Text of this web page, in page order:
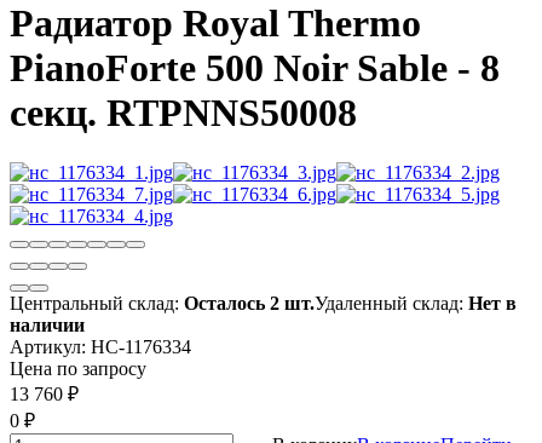
Радиатор Royal Thermo
PianoForte 500 Noir Sable - 8
секц. RTPNNS50008
Центральный склад: Осталось 2 шт.Удаленный склад: Нет в
наличии
Артикул: НС-1176334
Цена по запросу
13 760 ₽
0 ₽